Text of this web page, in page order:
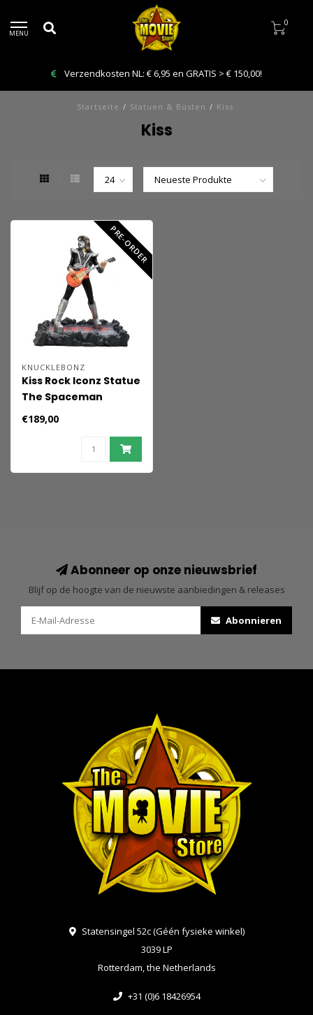
MENU
0
Verzendkosten NL: € 6,95 en GRATIS > € 150,00!
Startseite / Statuen & Büsten / Kiss
Kiss
PRE-ORDER
KNUCKLEBONZ
Kiss Rock Iconz Statue
The Spaceman
(Zerstörer) 22 cm
€189,00
Abonneer op onze nieuwsbrief
Blijf op de hoogte van de nieuwste aanbiedingen & releases
Abonnieren
Statensingel 52c (Géén fysieke winkel)
3039 LP
Rotterdam, the Netherlands
+31 (0)6 18426954